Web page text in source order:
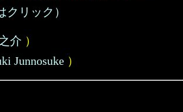
クリック）
介 ）
Junnosuke ）